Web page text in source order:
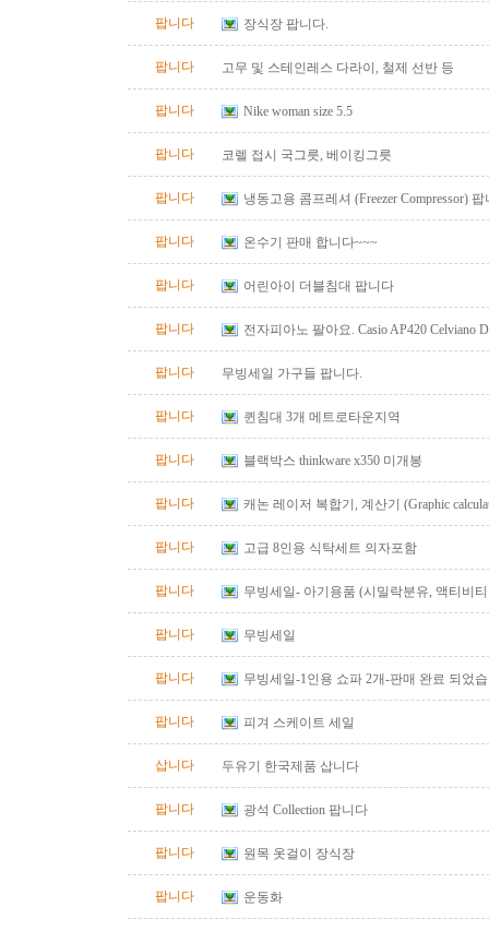
팝니다 장식장 팝니다.
팝니다 고무 및 스테인레스 다라이, 철제 선반 등
팝니다 Nike woman size 5.5
팝니다 코렐 접시 국그릇, 베이킹그릇
팝니다 냉동고용 콤프레셔 (Freezer Compressor) 팝
팝니다 온수기 판매 합니다~~~
팝니다 어린아이 더블침대 팝니다
팝니다
전자피아노 팔아요. Casio AP420 Celviano
팝니다
무빙세일 가구들 팝니다.
팝니다 퀸침대 3개 메트로타운지역
팝니다 블랙박스 thinkware x350 미개봉
팝니다
캐논 레이저 복합기, 계산기 (Graphic
팝니다
고급 8인용 식탁세트 의자포함
팝니다
무빙세일- 아기용품 (시밀락분유, 액티비
팝니다
무빙세일
팝니다 무빙세일-1인용 쇼파 2개-판매 완료 되었
팝니다 피겨 스케이트 세일
삽니다 두유기 한국제품 삽니다
팝니다 광석 Collection 팝니다
팝니다 원목 옷걸이 장식장
팝니다 운동화